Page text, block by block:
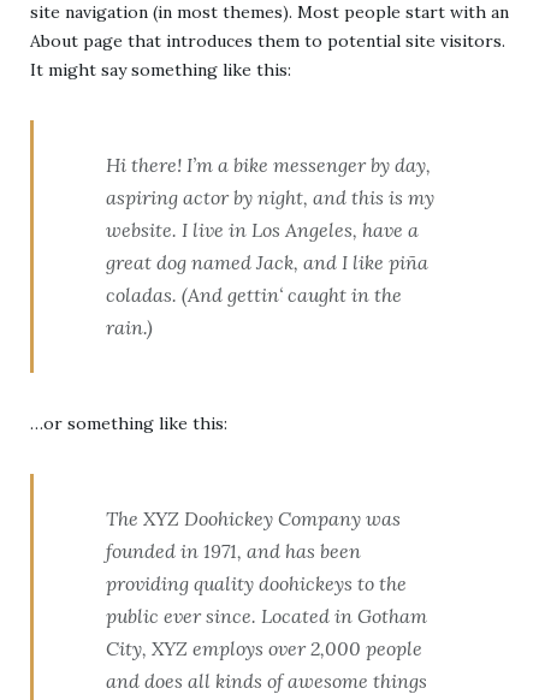
site navigation (in most themes). Most people start with an
About page that introduces them to potential site visitors.
It might say something like this:
Hi there! I’m a bike messenger by day,
aspiring actor by night, and this is my
website. I live in Los Angeles, have a
great dog named Jack, and I like piña
coladas. (And gettin‘ caught in the
rain.)
…or something like this:
The XYZ Doohickey Company was
founded in 1971, and has been
providing quality doohickeys to the
public ever since. Located in Gotham
City, XYZ employs over 2,000 people
and does all kinds of awesome things